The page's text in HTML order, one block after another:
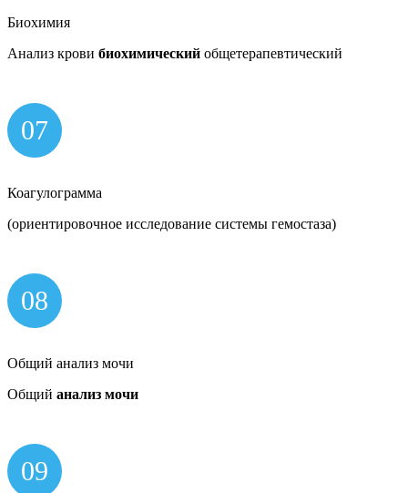
Биохимия
Анализ крови биохимический общетерапевтический
07
Коагулограмма
(ориентировочное исследование системы гемостаза)
08
Общий анализ мочи
Общий анализ мочи
09